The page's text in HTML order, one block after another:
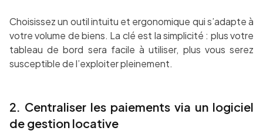
Choisissez un outil intuitu et ergonomique qui s’adapte à
votre volume de biens. La clé est la simplicité : plus votre
tableau de bord sera facile à utiliser, plus vous serez
susceptible de l’exploiter pleinement.
2. Centraliser les paiements via un logiciel
de gestion locative